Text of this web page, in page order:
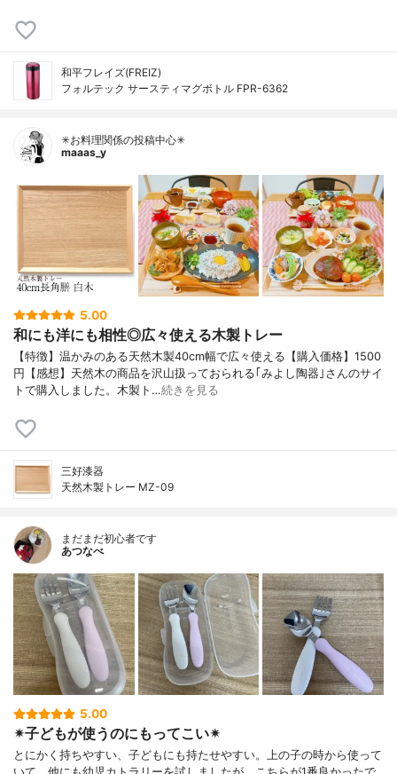
和平フレイズ(FREIZ)
フォルテック サースティマグボトル FPR-6362
✳お料理関係の投稿中心✳
maaas_y
5.00
和にも洋にも相性◎広々使える木製トレー
【特徴】温かみのある天然木製40cm幅で広々使える【購入価格】1500
円【感想】天然木の商品を沢山扱っておられる｢みよし陶器｣さんのサイ
トで購入しました。木製ト…続きを見る
三好漆器
天然木製トレー MZ-09
まだまだ初心者です
あつなべ
5.00
✴︎子どもが使うのにもってこい✴︎
とにかく持ちやすい、子どもにも持たせやすい。上の子の時から使って